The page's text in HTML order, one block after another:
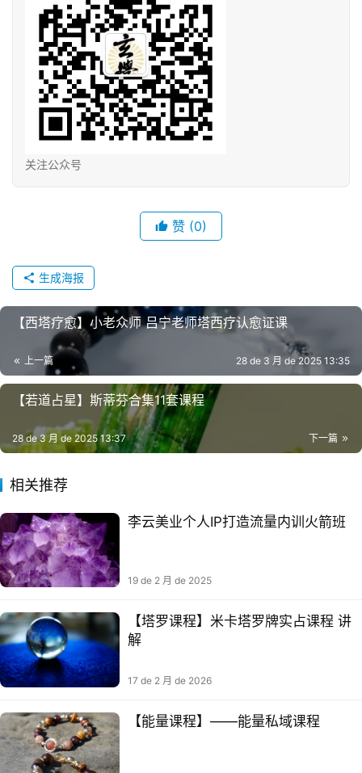
关注公众号
赞 (0)
生成海报
【西塔疗愈】小老⁠众‬‎师 吕宁老师塔⁠西‬‎疗认愈‬证课
上一篇 28 de 3 月 de 2025 13:35
【若道‬占星】斯蒂芬合集11套课程
下一篇
28 de 3 月 de 2025 13:37
相关推荐
李云美业个人IP打造流量内训火箭班​
19 de 2 月 de 2025
【塔罗‭课程】米卡塔罗牌实占课程 ‭讲
解‭
17 de 2 月 de 2026
【能量课程】——能量私域课程